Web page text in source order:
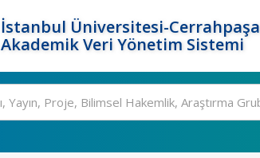
İstanbul Üniversitesi-Cerrahpaşa
Akademik Veri Yönetim Sistemi